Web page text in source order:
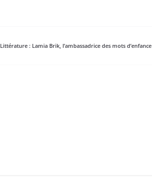
Littérature : Lamia Brik, l’ambassadrice des mots d’enfance